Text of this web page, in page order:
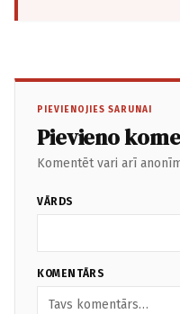
PIEVIENOJIES SARUNAI
Pievieno
Komentēt vari arī
VĀRDS
KOMENTĀRS